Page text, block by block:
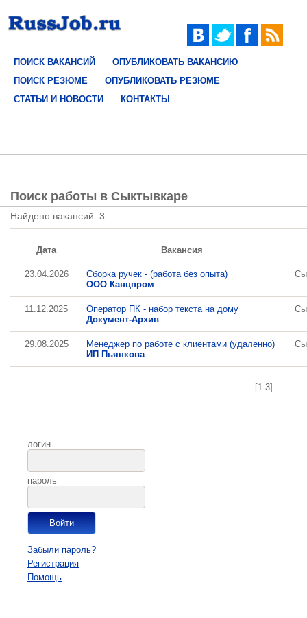
ПОИСК ВАКАНСИЙ
ОПУБЛИКОВАТЬ ВАКАНСИЮ
ПОИСК РЕЗЮМЕ
ОПУБЛИКОВАТЬ РЕЗЮМЕ
СТАТЬИ И НОВОСТИ
КОНТАКТЫ
Поиск работы в Сыктывкаре
Найдено вакансий: 3
Дата Вакансия
23.04.2026
Сборка ручек - (работа без опыта)
ООО Канцпром
11.12.2025
Оператор ПК - набор текста на дому
Документ-Архив
29.08.2025
Менеджер по работе с клиентами (удаленно)
ИП Пьянкова
[1-3]
логин
пароль
Забыли пароль?
Регистрация
Помощь